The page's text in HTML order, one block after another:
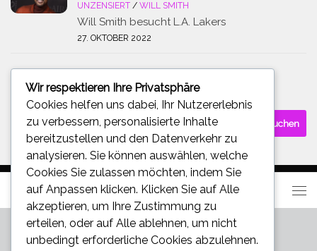
UNZENSIERT / WILL SMITH
Will Smith besucht L.A. Lakers
27. OKTOBER 2022
SUCHE
Suchen
nach:
Wir respektieren Ihre Privatsphäre
Cookies helfen uns dabei, Ihr Nutzererlebnis
zu verbessern, personalisierte Inhalte
bereitzustellen und den Datenverkehr zu
analysieren. Sie können auswählen, welche
Cookies Sie zulassen möchten, indem Sie
auf Anpassen klicken. Klicken Sie auf Alle
akzeptieren , um Ihre Zustimmung zu
erteilen, oder auf Alle ablehnen , um nicht
unbedingt erforderliche Cookies abzulehnen.